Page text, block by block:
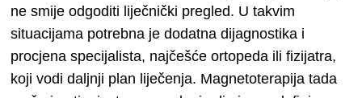
ne smije odgoditi liječnički pregled. U takvim
situacijama potrebna je dodatna dijagnostika i
procjena specijalista, najčešće ortopeda ili fizijatra,
koji vodi daljnji plan liječenja. Magnetoterapija tada